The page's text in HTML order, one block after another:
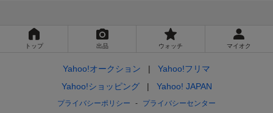
トップ 出品 ウォッチ マイオク
Yahoo!オークション
Yahoo!フリマ
Yahoo!ショッピング
Yahoo! JAPAN
プライバシーポリシー
プライバシーセンター